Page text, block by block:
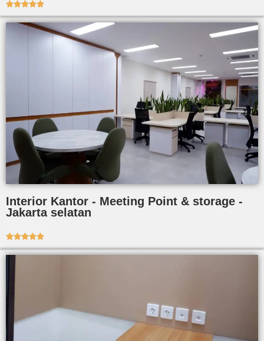

Interior Kantor - Meeting Point & storage -
Jakarta selatan
